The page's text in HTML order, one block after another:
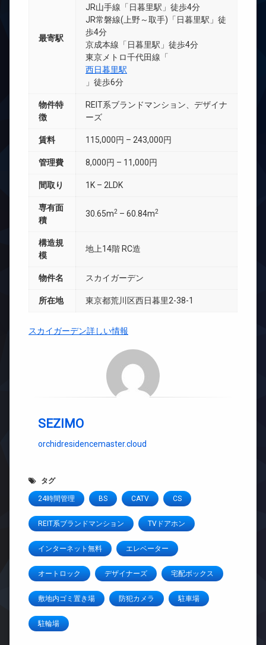
最寄駅
JR山手線「日暮里駅」徒歩4分
JR常磐線(上野～取手)「日暮里駅」徒
歩4分
京成本線「日暮里駅」徒歩4分
東京メトロ千代田線「
西日暮里駅
」徒歩6分
物件特
徴
REIT系ブランドマンション、デザイナ
ーズ
賃料 115,000円 – 243,000円
管理費 8,000円 – 11,000円
間取り 1K – 2LDK
専有面
積
30.65m2 – 60.84m2
構造規
模
地上14階 RC造
物件名 スカイガーデン
所在地 東京都荒川区西日暮里2-38-1
スカイガーデン詳しい情報
SEZIMO
orchidresidencemaster.cloud
タグ
24時間管理 BS CATV CS
REIT系ブランドマンション TVドアホン
インターネット無料 エレベーター
オートロック デザイナーズ 宅配ボックス
敷地内ゴミ置き場 防犯カメラ 駐車場
駐輪場